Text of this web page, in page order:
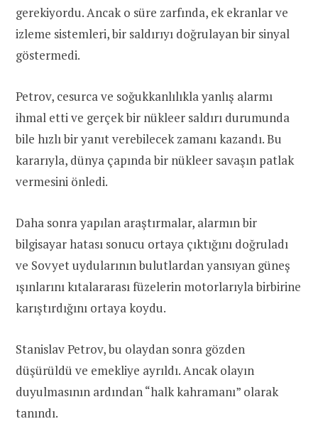
gerekiyordu. Ancak o süre zarfında, ek ekranlar ve
izleme sistemleri, bir saldırıyı doğrulayan bir sinyal
göstermedi.
Petrov, cesurca ve soğukkanlılıkla yanlış alarmı
ihmal etti ve gerçek bir nükleer saldırı durumunda
bile hızlı bir yanıt verebilecek zamanı kazandı. Bu
kararıyla, dünya çapında bir nükleer savaşın patlak
vermesini önledi.
Daha sonra yapılan araştırmalar, alarmın bir
bilgisayar hatası sonucu ortaya çıktığını doğruladı
ve Sovyet uydularının bulutlardan yansıyan güneş
ışınlarını kıtalararası füzelerin motorlarıyla birbirine
karıştırdığını ortaya koydu.
Stanislav Petrov, bu olaydan sonra gözden
düşürüldü ve emekliye ayrıldı. Ancak olayın
duyulmasının ardından “halk kahramanı” olarak
tanındı.